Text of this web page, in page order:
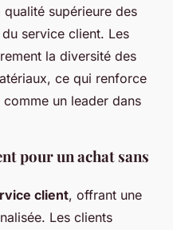
qualité supérieure des
service client. Les
la diversité des
ce qui renforce
un leader dans
pour un achat sans
client, offrant une
Les clients